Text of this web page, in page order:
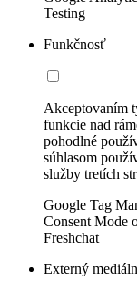
Testing
Funkčnosť
Akceptovaním
funkcie nad
pohodlné
súhlasom
služby tretích
Google Tag
Consent Mode
Freshchat
Externý